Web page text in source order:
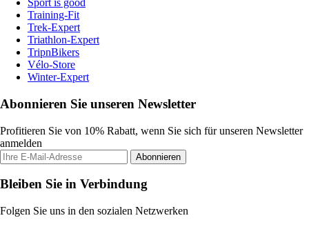
Sport is good
Training-Fit
Trek-Expert
Triathlon-Expert
TripnBikers
Vélo-Store
Winter-Expert
Abonnieren Sie unseren Newsletter
Profitieren Sie von 10% Rabatt, wenn Sie sich für unseren Newsletter
anmelden
Abonnieren
Bleiben Sie in Verbindung
Folgen Sie uns in den sozialen Netzwerken